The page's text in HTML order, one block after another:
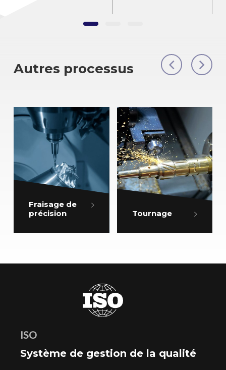
Autres processus
Fraisage de
précision
Tournage
ISO
Système de gestion de la qualité